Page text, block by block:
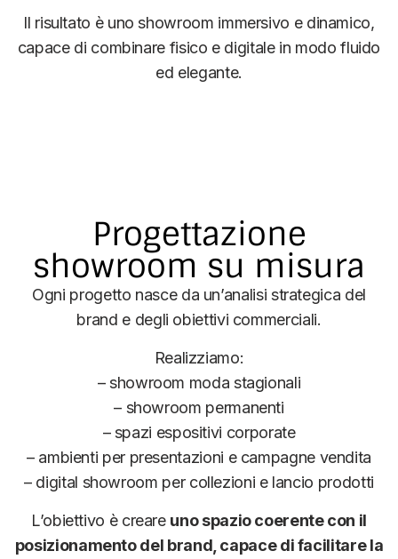
Il risultato è uno showroom immersivo e dinamico,
capace di combinare fisico e digitale in modo fluido
ed elegante.
Progettazione
showroom su misura
Ogni progetto nasce da un’analisi strategica del
brand e degli obiettivi commerciali.
Realizziamo:
– showroom moda stagionali
– showroom permanenti
– spazi espositivi corporate
– ambienti per presentazioni e campagne vendita
– digital showroom per collezioni e lancio prodotti
L’obiettivo è creare uno spazio coerente con il
posizionamento del brand, capace di facilitare la